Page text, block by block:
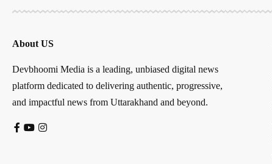
About US
Devbhoomi Media is a leading, unbiased digital news
platform dedicated to delivering authentic, progressive,
and impactful news from Uttarakhand and beyond.